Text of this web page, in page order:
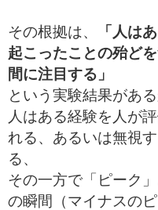
その根拠は、
「人は
起こったことの殆ど
間に注目する」
という実験結果が
人はある経験を人が
れる、 あるいは無視
る、
その一方で「ピーク
の瞬間（マイナスの